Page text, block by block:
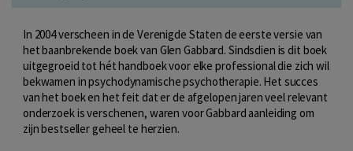
In 2004 verscheen in de Verenigde Staten de eerste versie van
het baanbrekende boek van Glen Gabbard. Sindsdien is dit boek
uitgegroeid tot hét handboek voor elke professional die zich wil
bekwamen in psychodynamische psychotherapie. Het succes
van het boek en het feit dat er de afgelopen jaren veel relevant
onderzoek is verschenen, waren voor Gabbard aanleiding om
zijn bestseller geheel te herzien.